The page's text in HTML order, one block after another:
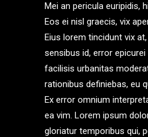
Mei an pericula euripidis,
Eos ei nisl graecis, vix
Eius lorem tincidunt vix
sensibus id, error
facilisis urbanitas
rationibus definiebas, eu
Ex error omnium
ea vim. Lorem ipsum
gloriatur temporibus qui,